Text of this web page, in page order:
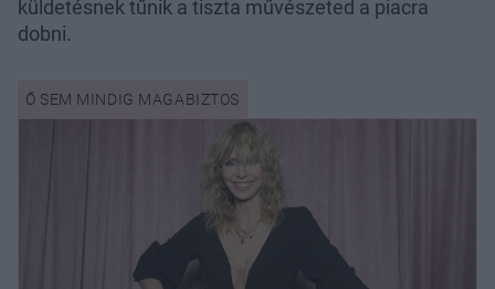
küldetésnek tűnik a tiszta művészeted a piacra
dobni.